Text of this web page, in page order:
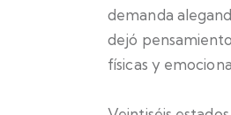
demanda
dejó
físicas y